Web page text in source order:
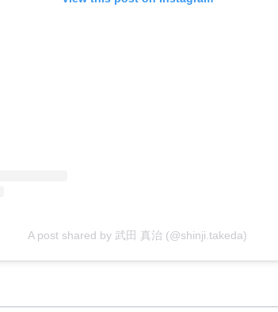
A post shared by 武田 真治 (@shinji.takeda)